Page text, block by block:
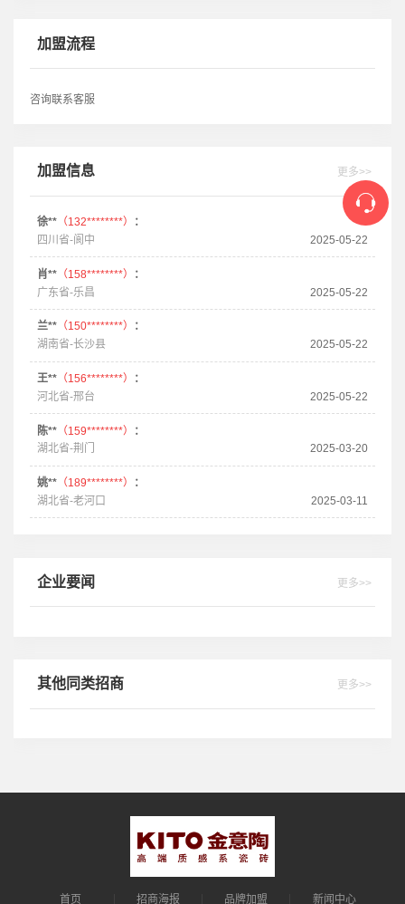
加盟流程
咨询联系客服
加盟信息 更多>>
徐**（132********）
：
四川省-阆中
2025-05-22
肖**（158********）
：
广东省-乐昌
2025-05-22
兰**（150********）
：
湖南省-长沙县
2025-05-22
王**（156********）
：
河北省-邢台
2025-05-22
陈**（159********）
：
湖北省-荆门
2025-03-20
姚**（189********）
：
湖北省-老河口
2025-03-11
企业要闻 更多>>
其他同类招商 更多>>
首页 招商海报 品牌加盟 新闻中心